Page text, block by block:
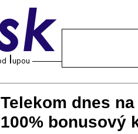
Telekom dnes
100% bonusový